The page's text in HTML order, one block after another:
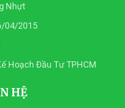
Nhựt
04/2015
Hoạch Đầu Tư TPHCM
HỆ